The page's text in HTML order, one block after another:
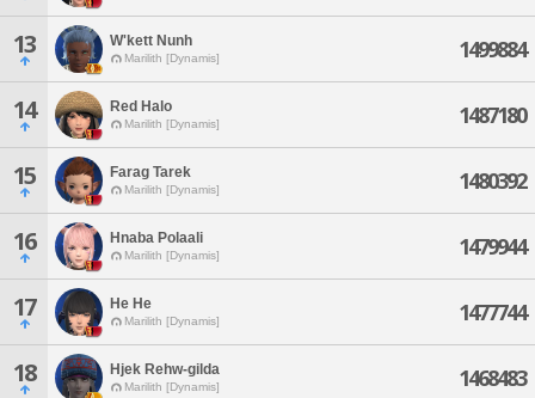
13 W'kett Nunh
Marilith [Dynamis] 1499884
14 Red Halo
Marilith [Dynamis] 1487180
15 Farag Tarek
Marilith [Dynamis] 1480392
16 Hnaba Polaali
Marilith [Dynamis] 1479944
17 He He
Marilith [Dynamis] 1477744
18 Hjek Rehw-gilda
Marilith [Dynamis] 1468483